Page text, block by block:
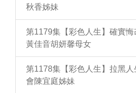
秋香姊妹
第1179集【彩色人生】確實
黃佳音胡妍馨母女
第1178集【彩色人生】拉黑
會陳宜庭姊妹